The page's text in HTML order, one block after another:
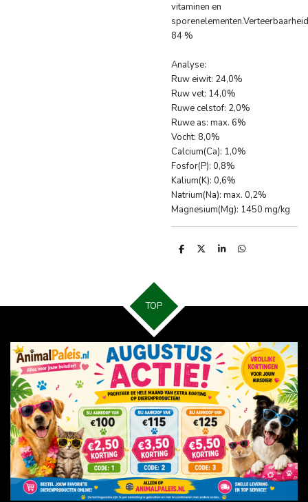
vitaminen en
84 %
Analyse:
Ruw eiwit: 24,0%
Ruw vet: 14,0%
Ruwe celstof: 2,0%
Ruwe as: max. 6%
Vocht: 8,0%
Calcium(Ca): 1,0%
Fosfor(P): 0,8%
Kalium(K): 0,6%
Natrium(Na): max. 0,2%
Magnesium(Mg): 1450 mg/kg
D
D
S
D
TOP